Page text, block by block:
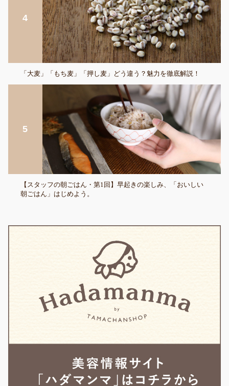
「大麦」「もち麦」「押し麦」どう違う？魅力を徹底解説！
【スタッフの朝ごはん・第1回】早起きの楽しみ、「おいしい
朝ごはん」はじめよう。